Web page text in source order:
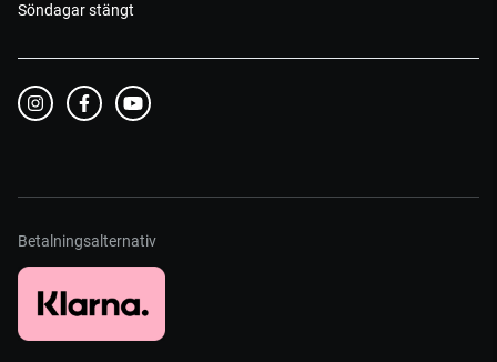
Söndagar stängt
Betalningsalternativ